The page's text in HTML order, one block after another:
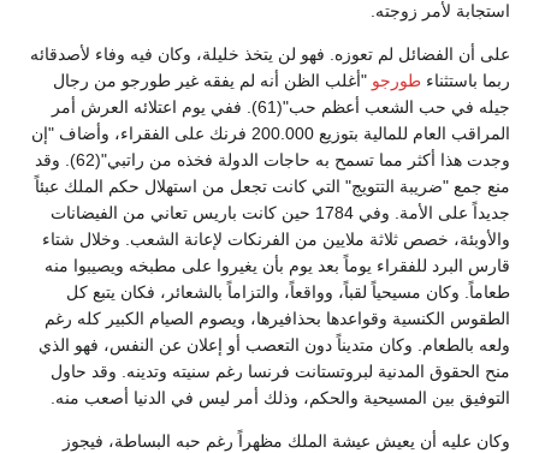
استجابة لأمر زوجته.
على أن الفضائل لم تعوزه. فهو لن يتخذ خليلة، وكان فيه وفاء لأصدقائه
ربما باستثناء طورجو "أغلب الظن أنه لم يفقه غير طورجو من رجال
جيله في حب الشعب أعظم حب"(61). ففي يوم اعتلائه العرش أمر
المراقب العام للمالية بتوزيع 200.000 فرنك على الفقراء، وأضاف "إن
وجدت هذا أكثر مما تسمح به حاجات الدولة فخذه من راتبي"(62). وقد
منع جمع "ضريبة التتويج" التي كانت تجعل من استهلال حكم الملك عبئاً
جديداً على الأمة. وفي 1784 حين كانت باريس تعاني من الفيضانات
والأوبئة، خصص ثلاثة ملايين من الفرنكات لإعانة الشعب. وخلال شتاء
قارس البرد للفقراء يوماً بعد يوم بأن يغيروا على مطبخه ويصيبوا منه
طعاماً. وكان مسيحياً لقباً، وواقعاً، والتزاماً بالشعائر، فكان يتبع كل
الطقوس الكنسية وقواعدها بحذافيرها، ويصوم الصيام الكبير كله رغم
ولعه بالطعام. وكان متديناً دون التعصب أو إعلان عن النفس، فهو الذي
منح الحقوق المدنية لبروتستانت فرنسا رغم سنيته وتدينه. وقد حاول
التوفيق بين المسيحية والحكم، وذلك أمر ليس في الدنيا أصعب منه.
وكان عليه أن يعيش عيشة الملك مظهراً رغم حبه البساطة، فيجوز